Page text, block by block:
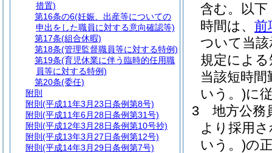
含む。以下
時間は、 前
ついて当
規定によ
当該短時
いう。)に
3
地方公務
より採用
いう。)の
措置)
第16条の6(妊娠、出産等についての
申出をした職員に対する意向確認等)
第17条(組合休暇)
第18条(管理監督職員等に対する特例)
第19条(育児休業に伴う臨時的任用職
員等に対する特例)
第20条(委任)
附則
附則 (平成11年3月23日条例第8号)
附則 (平成11年6月28日条例第31号)
附則 (平成12年3月28日条例第10号抄)
附則 (平成13年3月27日条例第12号)
附則 (平成14年3月29日条例第7号)